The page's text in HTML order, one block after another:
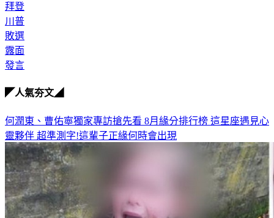
拜登
川普
敗選
露面
發言
◤人氣夯文◢
何潤東、曹佑寧獨家專訪搶先看 8月緣分排行榜 這星座遇見心
靈夥伴 超準測字!這輩子正緣何時會出現